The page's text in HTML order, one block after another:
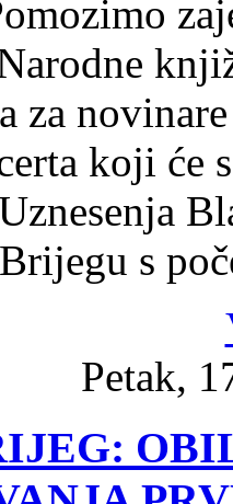
za
koji će
Brijegu s
Petak,